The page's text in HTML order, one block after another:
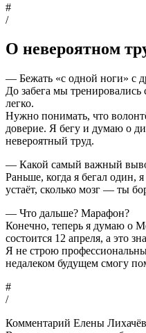
#
/
О невероятном
— Бежать «с одной ноги» с
До забега мы
легко.
Нужно понимать, что
доверие. Я бегу и думаю о
невероятный труд.
— Какой самый важный
Раньше, когда я бегал один,
устаёт, сколько мозг — ты
— Что дальше? Марафон?
Конечно, теперь я думаю о
состоится 12 апреля, а это
Я не строю
недалеком будущем смогу
#
/
Комментарий Елены